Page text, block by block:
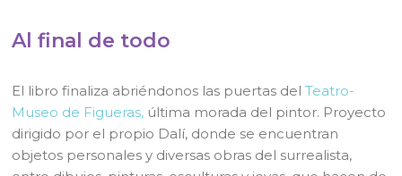
Al final de todo
El libro finaliza abriéndonos las puertas delTeatro-
Museo de Figueras, última morada del pintor. Proyecto
dirigido por el propio Dalí, donde se encuentran
objetos personales y diversas obras del surrealista,